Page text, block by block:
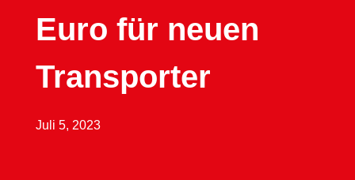
Euro für neuen
Transporter
Juli 5, 2023